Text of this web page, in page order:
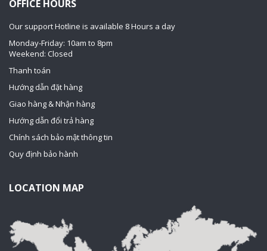
OFFICE HOURS
Our support Hotline is available 8 Hours a day
Monday-Friday: 10am to 8pm
Weekend: Closed
Thanh toán
Hướng dẫn đặt hàng
Giao hàng & Nhận hàng
Hướng dẫn đổi trả hàng
Chính sách bảo mật thông tin
Quy định bảo hành
LOCATION MAP